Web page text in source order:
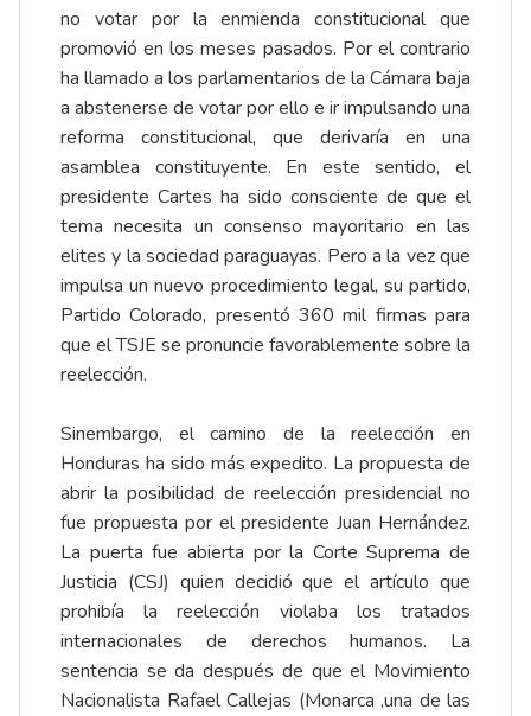
no votar por la enmienda constitucional que
promovió en los meses pasados. Por el contrario
ha llamado a los parlamentarios de la Cámara baja
a abstenerse de votar por ello e ir impulsando una
reforma constitucional, que derivaría en una
asamblea constituyente. En este sentido, el
presidente Cartes ha sido consciente de que el
tema necesita un consenso mayoritario en las
elites y la sociedad paraguayas. Pero a la vez que
impulsa un nuevo procedimiento legal, su partido,
Partido Colorado, presentó 360 mil firmas para
que el TSJE se pronuncie favorablemente sobre la
reelección.
Sinembargo, el camino de la reelección en
Honduras ha sido más expedito. La propuesta de
abrir la posibilidad de reelección presidencial no
fue propuesta por el presidente Juan Hernández.
La puerta fue abierta por la Corte Suprema de
Justicia (CSJ) quien decidió que el artículo que
prohibía la reelección violaba los tratados
internacionales de derechos humanos. La
sentencia se da después de que el Movimiento
Nacionalista Rafael Callejas (Monarca ,una de las